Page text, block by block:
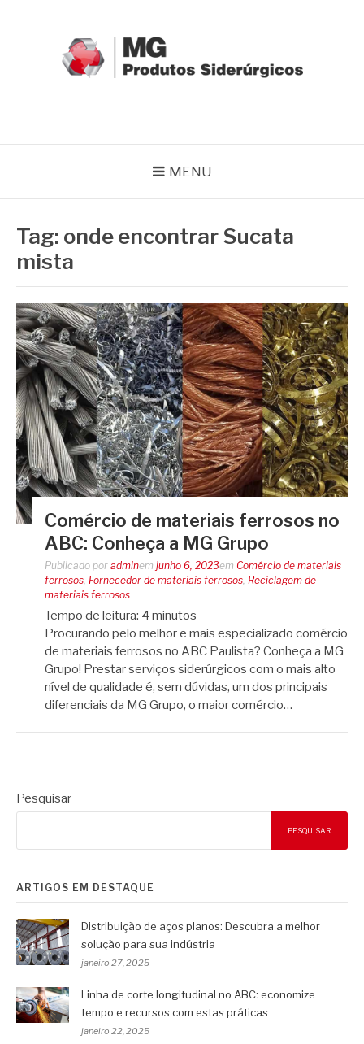
MENU
Tag: onde encontrar Sucata
mista
Comércio de materiais ferrosos no
ABC: Conheça a MG Grupo
Publicado por adminem junho 6, 2023em Comércio de materiais
ferrosos Fornecedor de materiais ferrosos Reciclagem de
materiais ferrosos
Tempo de leitura: 4 minutos
Procurando pelo melhor e mais especializado comércio
de materiais ferrosos no ABC Paulista? Conheça a MG
Grupo! Prestar serviços siderúrgicos com o mais alto
nível de qualidade é, sem dúvidas, um dos principais
diferenciais da MG Grupo, o maior comércio…
Pesquisar
PESQUISAR
ARTIGOS EM DESTAQUE
Distribuição de aços planos: Descubra a melhor
solução para sua indústria
janeiro 27, 2025
Linha de corte longitudinal no ABC: economize
tempo e recursos com estas práticas
janeiro 22, 2025